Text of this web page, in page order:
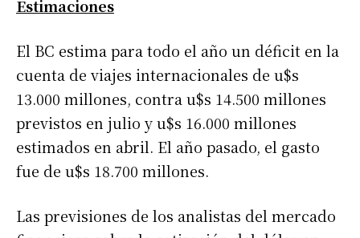
Estimaciones
El BC estima para todo el año un déficit en la
cuenta de viajes internacionales de u$s
13.000 millones, contra u$s 14.500 millones
previstos en julio y u$s 16.000 millones
estimados en abril. El año pasado, el gasto
fue de u$s 18.700 millones.
Las previsiones de los analistas del mercado